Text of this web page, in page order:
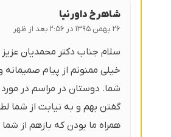
شاهرخ داورنیا
۲۶ بهمن ۱۳۹۵ در ۲:۵۶ بعد از ظهر
سلام جناب دکتر محمدیان عزیز
خیلی ممنونم از پیام صمیمانه
شما. دوستان در مراسم در
گفتن بهم و به نیابت از شما
همراه ما بودن که بازهم از